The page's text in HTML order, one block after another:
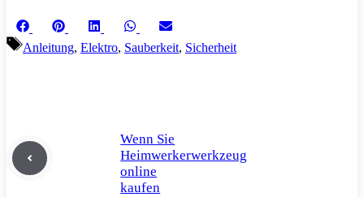
Share
on
FacebookShare
Pinterest Share
LinkedInShare
on
WhatsApp
Share
on
Schlagwörter
Anleitung, Elektro, Sauberkeit, Sicherheit
Wenn Sie
Heimwerkerwerkzeug
online
kaufen